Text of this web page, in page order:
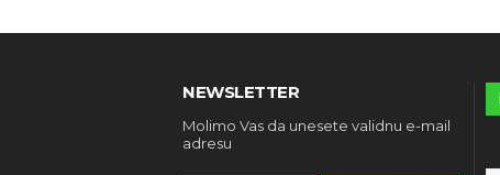
NEWSLETTER
Molimo Vas da unesete validnu e-mail
adresu